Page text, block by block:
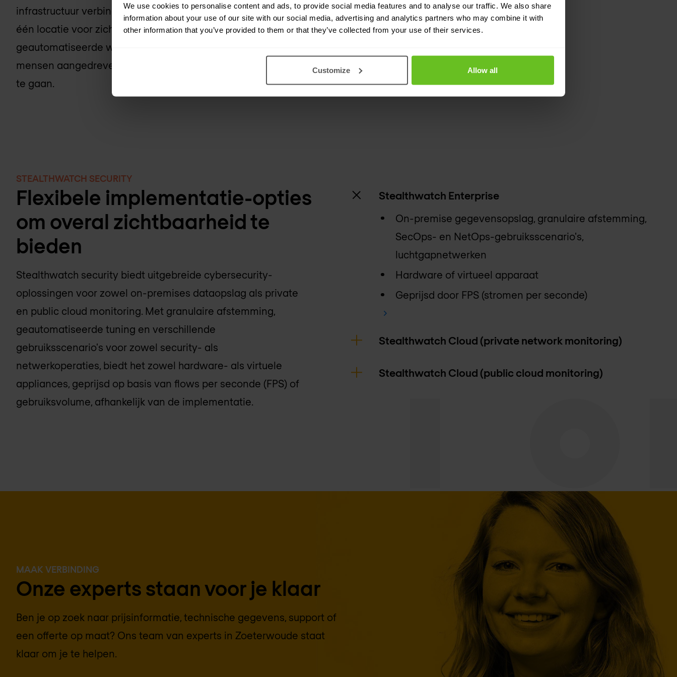
We use cookies to personalise content and ads, to provide social media features and to analyse our traffic. We also share
information about your use of our site with our social media, advertising and analytics partners who may combine it with
other information that you’ve provided to them or that they’ve collected from your use of their services.
Customize Allow all
infrastructuur verbindt. Het is geïntegreerd en open voor eenvoud, verenigd op
één locatie voor zichtbaarheid en maximaliseert de operationele efficiëntie met
geautomatiseerde workflows. Verminder de verblijftijd van bedreigingen en door
mensen aangedreven taken drastisch om compliant te blijven en aanvallen tegen
te gaan.
STEALTHWATCH SECURITY
Flexibele implementatie-opties
om overal zichtbaarheid te
bieden
Stealthwatch security biedt uitgebreide cybersecurity-
oplossingen voor zowel on-premises dataopslag als private
en public cloud monitoring. Met granulaire afstemming,
geautomatiseerde tuning en verschillende
gebruiksscenario's voor zowel security- als
netwerkoperaties, biedt het zowel hardware- als virtuele
appliances, geprijsd op basis van flows per seconde (FPS) of
gebruiksvolume, afhankelijk van de implementatie.
Stealthwatch Enterprise
On-premise gegevensopslag, granulaire afstemming,
SecOps- en NetOps-gebruiksscenario's,
luchtgapnetwerken
Hardware of virtueel apparaat
Geprijsd door FPS (stromen per seconde)
Stealthwatch Cloud (private network monitoring)
Stealthwatch Cloud (public cloud monitoring)
MAAK VERBINDING
Onze experts staan voor je klaar
Ben je op zoek naar prijsinformatie, technische gegevens, support of
een offerte op maat? Ons team van experts in Zoeterwoude staat
klaar om je te helpen.